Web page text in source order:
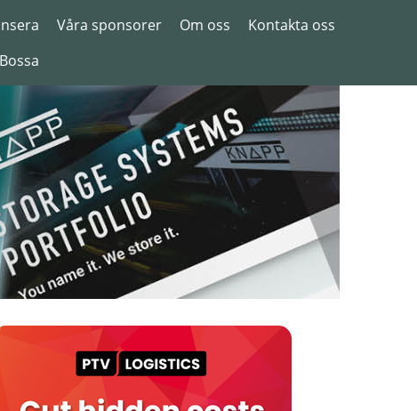
Våra sponsorer Om oss
Kontakta oss
Bossa